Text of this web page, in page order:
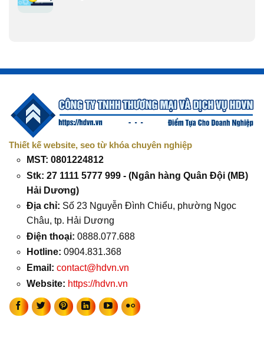
Thiết kế website, seo từ khóa chuyên nghiệp
MST: 0801224812
Stk: 27 1111 5777 999 - (Ngân hàng Quân Đội (MB)
Hải Dương)
Địa chỉ: Số 23 Nguyễn Đình Chiểu, phường Ngọc
Châu, tp. Hải Dương
Điện thoại: 0888.077.688
Hotline: 0904.831.368
Email: contact@hdvn.vn
Website: https://hdvn.vn